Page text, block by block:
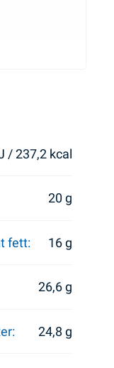
/ 237,2 kcal
20 g
fett: 16 g
26,6 g
24,8 g